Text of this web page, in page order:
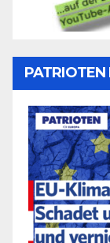
PATRIOTEN